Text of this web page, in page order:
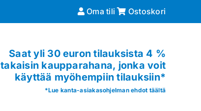
Oma tili Ostoskori
Saat yli 30 euron tilauksista 4 %
takaisin kaupparahana, jonka voit
käyttää myöhempiin tilauksiin*
*Lue kanta-asiakasohjelman ehdot täältä